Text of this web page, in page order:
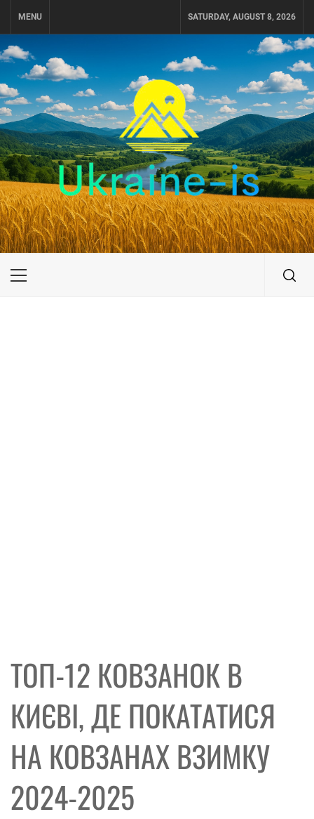
MENU SATURDAY, AUGUST 8, 2026
UKRAINE-IS
ПОДОРОЖI ПО УКРАЇНІ
Primary
ТОП-12 КОВЗАНОК В
КИЄВІ, ДЕ ПОКАТАТИСЯ
НА КОВЗАНАХ ВЗИМКУ
2024-2025